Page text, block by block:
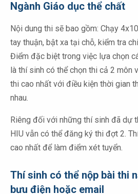
Ngành Giáo dục thể chất
Nội dung thi sẽ bao gồm: Chạy
tay thuận, bật xa tại chỗ, kiểm tra
Điểm đặc biệt trong việc lựa chọn
là thí sinh có thể chọn thi cả 2 môn
thi cao nhất với điều kiện thời gian
nhau.
Riêng đối với những thí sinh đã dự
HIU vẫn có thể đăng ký thi đợt 2.
cao nhất để làm điểm xét tuyển.
Thí sinh có thể nộp bài thi
bưu điện hoặc email